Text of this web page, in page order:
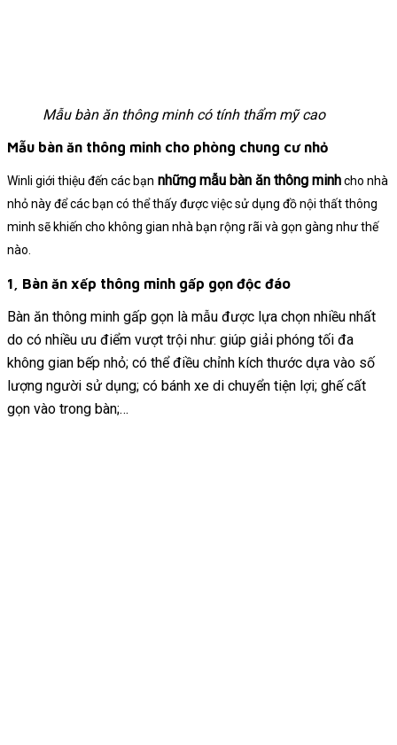
Mẫu bàn ăn thông minh có tính thẩm mỹ cao
Mẫu bàn ăn thông minh cho phòng chung cư nhỏ
Winli giới thiệu đến các bạn những mẫu bàn ăn thông minhcho nhà
nhỏ này để các bạn có thể thấy được việc sử dụng đồ nội thất thông
minh sẽ khiến cho không gian nhà bạn rộng rãi và gọn gàng như thế
nào.
1, Bàn ăn xếp thông minh gấp gọn độc đáo
Bàn ăn thông minh gấp gọn là mẫu được lựa chọn nhiều nhất
do có nhiều ưu điểm vượt trội như: giúp giải phóng tối đa
không gian bếp nhỏ; có thể điều chỉnh kích thước dựa vào số
lượng người sử dụng; có bánh xe di chuyển tiện lợi; ghế cất
gọn vào trong bàn;…